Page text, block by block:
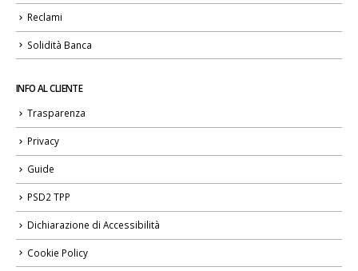
Reclami
Solidità Banca
INFO AL CLIENTE
Trasparenza
Privacy
Guide
PSD2 TPP
Dichiarazione di Accessibilità
Cookie Policy